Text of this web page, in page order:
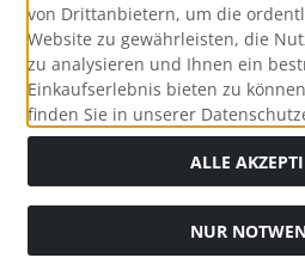
Social Media
Widerrufsformular
von Drittanbietern, um die
Website zu gewährleisten, die
zu analysieren und Ihnen ein
Einkaufserlebnis bieten zu
finden Sie in unserer
ALLE
NUR